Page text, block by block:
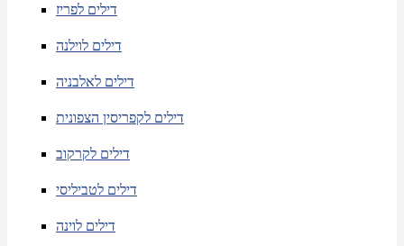
דילים לפריז
דילים לוילנה
דילים לאלבניה
דילים לקפריסין הצפונית
דילים לקרקוב
דילים לטביליסי
דילים לוינה